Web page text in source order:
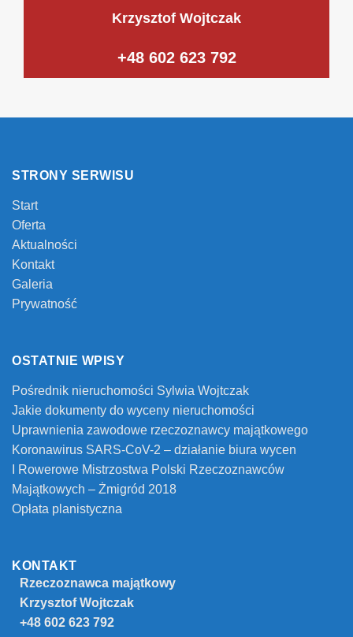
Krzysztof Wojtczak
+48 602 623 792
STRONY SERWISU
Start
Oferta
Aktualności
Kontakt
Galeria
Prywatność
OSTATNIE WPISY
Pośrednik nieruchomości Sylwia Wojtczak
Jakie dokumenty do wyceny nieruchomości
Uprawnienia zawodowe rzeczoznawcy majątkowego
Koronawirus SARS-CoV-2 – działanie biura wycen
I Rowerowe Mistrzostwa Polski Rzeczoznawców
Majątkowych – Żmigród 2018
Opłata planistyczna
KONTAKT
Rzeczoznawca majątkowy
Krzysztof Wojtczak
+48 602 623 792